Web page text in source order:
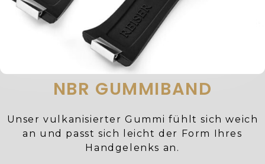
NBR GUMMIBAND
Unser vulkanisierter Gummi fühlt sich weich
an und passt sich leicht der Form Ihres
Handgelenks an.